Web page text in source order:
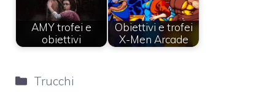
AMY trofei e
obiettivi
Obiettivi e trofei
X-Men Arcade
Categorie
Trucchi